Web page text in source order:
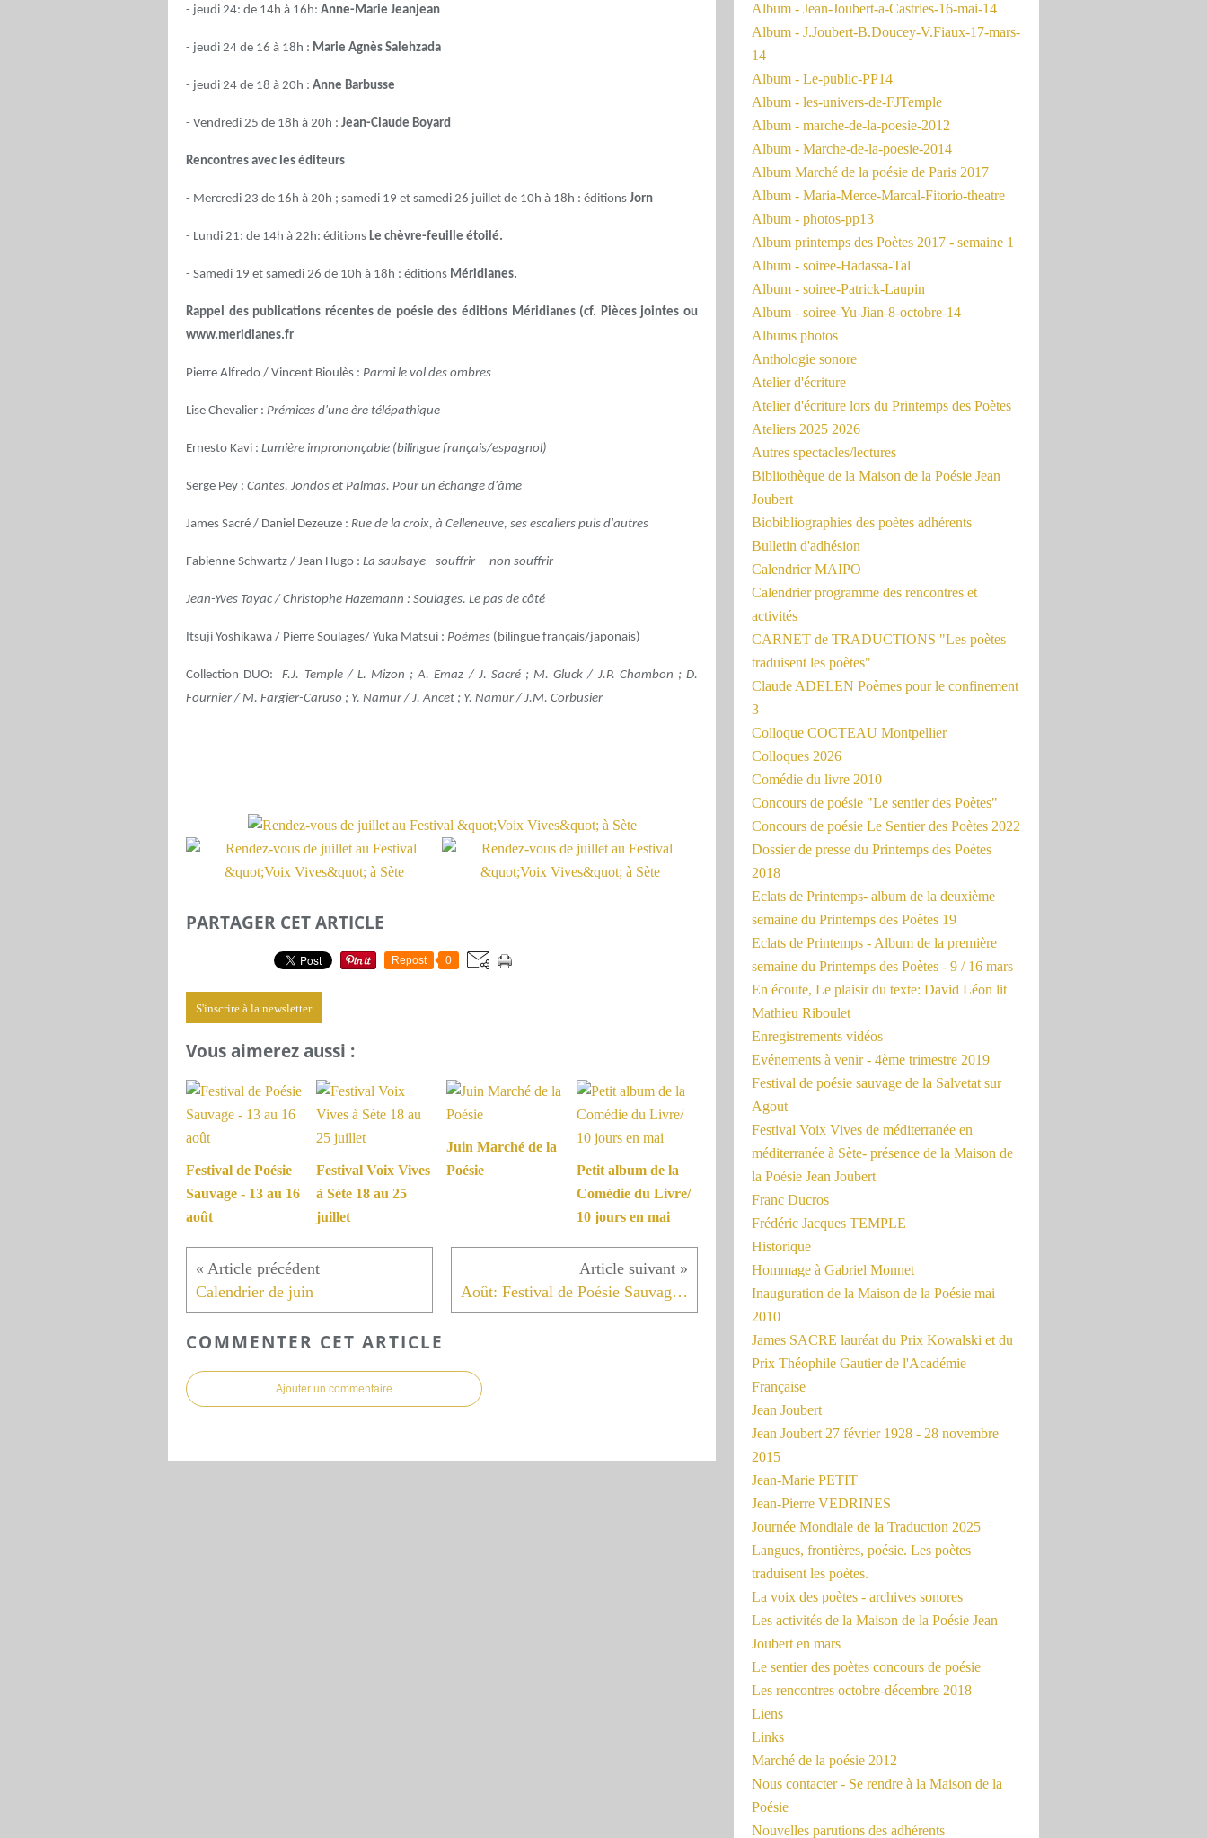
- jeudi 24: de 14h à 16h: Anne-Marie Jeanjean
- jeudi 24 de 16 à 18h : Marie Agnès Salehzada
- jeudi 24 de 18 à 20h : Anne Barbusse
- Vendredi 25 de 18h à 20h : Jean-Claude Boyard
Rencontres avec les éditeurs
- Mercredi 23 de 16h à 20h ; samedi 19 et samedi 26 juillet de 10h à 18h : éditions Jorn
- Lundi 21: de 14h à 22h: éditions Le chèvre-feuille étoilé.
- Samedi 19 et samedi 26 de 10h à 18h : éditions Méridianes.
Rappel des publications récentes de poésie des éditions Méridianes (cf. Pièces jointes ou
www.meridianes.fr
Pierre Alfredo / Vincent Bioulès : Parmi le vol des ombres
Lise Chevalier : Prémices d'une ère télépathique
Ernesto Kavi : Lumière imprononçable (bilingue français/espagnol)
Serge Pey : Cantes, Jondos et Palmas. Pour un échange d'âme
James Sacré / Daniel Dezeuze : Rue de la croix, à Celleneuve, ses escaliers puis d'autres
Fabienne Schwartz / Jean Hugo : La saulsaye - souffrir -- non souffrir
Jean-Yves Tayac / Christophe Hazemann : Soulages. Le pas de côté
Itsuji Yoshikawa / Pierre Soulages/ Yuka Matsui : Poèmes (bilingue français/japonais)
Collection DUO: F.J. Temple / L. Mizon ; A. Emaz / J. Sacré ; M. Gluck / J.P. Chambon ; D.
Fournier / M. Fargier-Caruso ; Y. Namur / J. Ancet ; Y. Namur / J.M. Corbusier
PARTAGER CET ARTICLE
Repost 0
S'inscrire à la newsletter
Vous aimerez aussi :
Festival de Poésie
Sauvage - 13 au 16
août
Festival Voix Vives
à Sète 18 au 25
juillet
Juin Marché de la
Poésie
Petit album de la
Comédie du Livre/
10 jours en mai
Calendrier de juin Août: Festival de Poésie Sauvage à la Salvetat-sur-Agoût
COMMENTER CET ARTICLE
Ajouter un commentaire
Album - Jean-Joubert-a-Castries-16-mai-14
Album - J.Joubert-B.Doucey-V.Fiaux-17-mars-
14
Album - Le-public-PP14
Album - les-univers-de-FJTemple
Album - marche-de-la-poesie-2012
Album - Marche-de-la-poesie-2014
Album Marché de la poésie de Paris 2017
Album - Maria-Merce-Marcal-Fitorio-theatre
Album - photos-pp13
Album printemps des Poètes 2017 - semaine 1
Album - soiree-Hadassa-Tal
Album - soiree-Patrick-Laupin
Album - soiree-Yu-Jian-8-octobre-14
Albums photos
Anthologie sonore
Atelier d'écriture
Atelier d'écriture lors du Printemps des Poètes
Ateliers 2025 2026
Autres spectacles/lectures
Bibliothèque de la Maison de la Poésie Jean
Joubert
Biobibliographies des poètes adhérents
Bulletin d'adhésion
Calendrier MAIPO
Calendrier programme des rencontres et
activités
CARNET de TRADUCTIONS "Les poètes
traduisent les poètes"
Claude ADELEN Poèmes pour le confinement
3
Colloque COCTEAU Montpellier
Colloques 2026
Comédie du livre 2010
Concours de poésie "Le sentier des Poètes"
Concours de poésie Le Sentier des Poètes 2022
Dossier de presse du Printemps des Poètes
2018
Eclats de Printemps- album de la deuxième
semaine du Printemps des Poètes 19
Eclats de Printemps - Album de la première
semaine du Printemps des Poètes - 9 / 16 mars
En écoute, Le plaisir du texte: David Léon lit
Mathieu Riboulet
Enregistrements vidéos
Evénements à venir - 4ème trimestre 2019
Festival de poésie sauvage de la Salvetat sur
Agout
Festival Voix Vives de méditerranée en
méditerranée à Sète- présence de la Maison de
la Poésie Jean Joubert
Franc Ducros
Frédéric Jacques TEMPLE
Historique
Hommage à Gabriel Monnet
Inauguration de la Maison de la Poésie mai
2010
James SACRE lauréat du Prix Kowalski et du
Prix Théophile Gautier de l'Académie
Française
Jean Joubert
Jean Joubert 27 février 1928 - 28 novembre
2015
Jean-Marie PETIT
Jean-Pierre VEDRINES
Journée Mondiale de la Traduction 2025
Langues, frontières, poésie. Les poètes
traduisent les poètes.
La voix des poètes - archives sonores
Les activités de la Maison de la Poésie Jean
Joubert en mars
Le sentier des poètes concours de poésie
Les rencontres octobre-décembre 2018
Liens
Links
Marché de la poésie 2012
Nous contacter - Se rendre à la Maison de la
Poésie
Nouvelles parutions des adhérents